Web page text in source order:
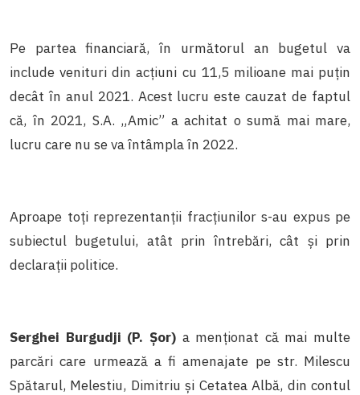
Pe partea financiară, în următorul an bugetul va
include venituri din acțiuni cu 11,5 milioane mai puțin
decât în anul 2021. Acest lucru este cauzat de faptul
că, în 2021, S.A. „Amic” a achitat o sumă mai mare,
lucru care nu se va întâmpla în 2022.
Aproape toți reprezentanții fracțiunilor s-au expus pe
subiectul bugetului, atât prin întrebări, cât și prin
declarații politice.
Serghei Burgudji (P. Șor)a menționat că mai multe
parcări care urmează a fi amenajate pe str. Milescu
Spătarul, Melestiu, Dimitriu și Cetatea Albă, din contul